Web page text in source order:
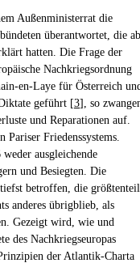
Außenministerrat die
überantwortet, die ab
hatten. Die Frage der
Nachkriegsordnung
en-Laye für Österreich
geführt [3], so
und Reparationen auf.
Pariser Friedenssystems.
ausgleichende
und Besiegten. Die
betroffen, die
anderes übrigblieb, als
Gezeigt wird, wie und
des Nachkriegseuropas
der Atlantik-Charta